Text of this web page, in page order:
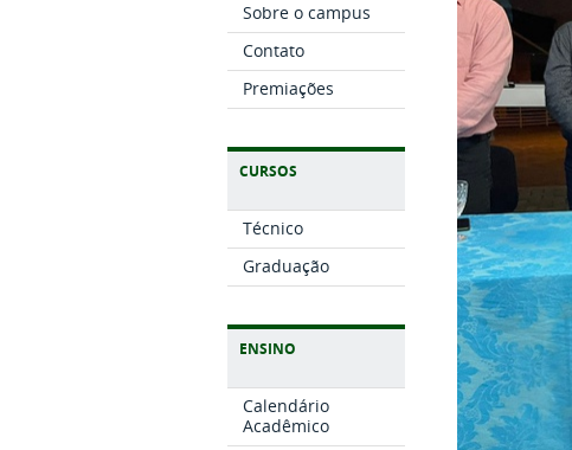
Sobre o campus
Contato
Premiações
CURSOS
Técnico
Graduação
ENSINO
Calendário
Acadêmico